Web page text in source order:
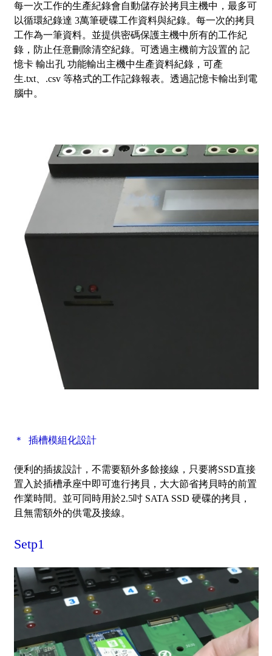
每一次工作的生產紀錄會自動儲存於拷貝主機中，最多可
以循環紀錄達 3萬筆硬碟工作資料與紀錄。每一次的拷貝
工作為一筆資料。並提供密碼保護主機中所有的工作紀
錄，防止任意刪除清空紀錄。可透過主機前方設置的 記
憶卡 輸出孔 功能輸出主機中生產資料紀錄，可產
生.txt、.csv 等格式的工作記錄報表。透過記憶卡輸出到電
腦中。
＊ 插槽模組化設計
便利的插拔設計，不需要額外多餘接線，只要將SSD直接
置入於插槽承座中即可進行拷貝，大大節省拷貝時的前置
作業時間。並可同時用於2.5吋 SATA SSD 硬碟的拷貝，
且無需額外的供電及接線。
Setp1